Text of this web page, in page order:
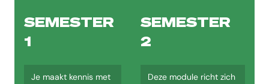
Semester 2
In jaar 3, semester 2 van de opleiding Bachelor Speltherapie
Je leert jezelf te positioneren als speltherapeut.
SEMESTER
1
Je maakt kennis met
SEMESTER
2
Deze module richt zich